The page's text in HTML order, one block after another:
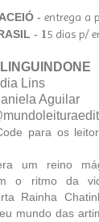
- entrega a
- 1 5 dias p/
Lins
Aguilar
para os
era um reino
o ritmo da
Rainha
mundo das